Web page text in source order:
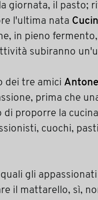
giornata, il pasto;
l'ultima nata
in pieno
subiranno
dei tre amici
prima che
proporre la
cuochi,
gli
il mattarello, sì,